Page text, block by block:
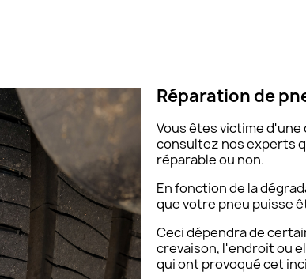
Réparation de
Vous êtes victime
consultez nos experts
réparable ou non.
En fonction de la
que votre pneu puisse
Ceci dépendra de
crevaison, l'endroit ou
qui ont provoqué cet